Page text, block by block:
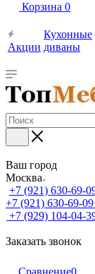
Корзина 0
Акции
Кухонные
диваны
Ваш город
Москва
+7 (921) 630-69-
+7 (921) 630-69-09
+7 (929) 104-04-
Заказать звонок
Сравнение0